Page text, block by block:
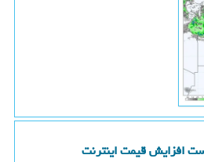
افزایش قیمت اینترنت